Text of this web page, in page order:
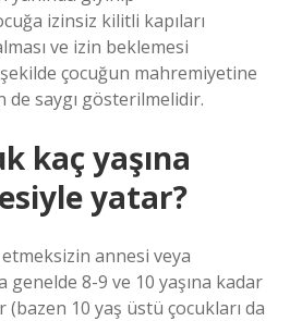
izinsiz kilitli kapıları
ve izin beklemesi
çocuğun mahremiyetine
de saygı gösterilmelidir.
kaç yaşına
yatar?
annesi veya
genelde 8-9 ve 10 yaşına kadar
(bazen 10 yaş üstü çocukları da